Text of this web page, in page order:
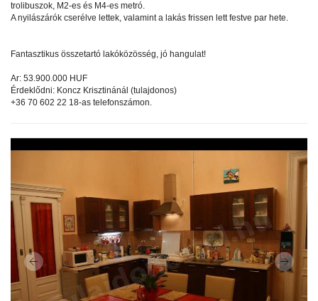
trolibuszok, M2-es és M4-es metró.
A nyilászárók cserélve lettek, valamint a lakás frissen lett festve par hete.
Fantasztikus összetartó lakóközösség, jó hangulat!
Ar: 53.900.000 HUF
Érdeklődni: Koncz Krisztinánál (tulajdonos)
+36 70 602 22 18-as telefonszámon.